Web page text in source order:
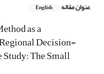
عنوان مقاله English
as a
Decision-
The Small